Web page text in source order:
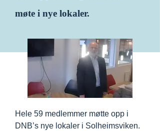
møte i nye lokaler.
Hele 59 medlemmer møtte opp i
DNB’s nye lokaler i Solheimsviken.